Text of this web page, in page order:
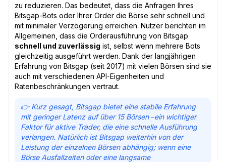
zu reduzieren. Das bedeutet, dass die Anfragen Ihres
Bitsgap-Bots oder Ihrer Order die Börse sehr schnell und
mit minimaler Verzögerung erreichen. Nutzer berichten im
Allgemeinen, dass die Orderausführung von Bitsgap
schnell und zuverlässig ist, selbst wenn mehrere Bots
gleichzeitig ausgeführt werden. Dank der langjährigen
Erfahrung von Bitsgap (seit 2017) mit vielen Börsen sind sie
auch mit verschiedenen API-Eigenheiten und
Ratenbeschränkungen vertraut.
👉 Kurz gesagt, Bitsgap bietet eine stabile Erfahrung
mit geringer Latenz auf über 15 Börsen–ein wichtiger
Faktor für aktive Trader, die eine schnelle Ausführung
verlangen. Natürlich ist Bitsgap weiterhin von der
Leistung der einzelnen Börsen abhängig; wenn eine
Börse Ausfallzeiten oder eine langsame